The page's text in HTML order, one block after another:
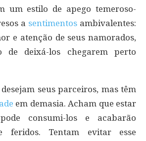
um estilo de apego temeroso-
a sentimentos ambivalentes:
e atenção de seus namorados,
de deixá-los chegarem perto
seus parceiros, mas têm
em demasia. Acham que estar
consumi-los e acabarão
feridos. Tentam evitar esse